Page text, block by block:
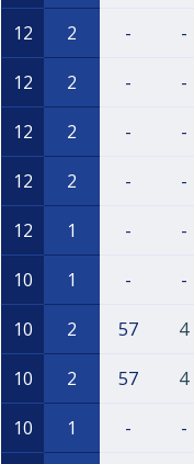
12 2 - -
12 2 - -
12 2 - -
12 2 - -
12 1 - -
10 1 - -
10 2 57 4
10 2 57 4
10 1 - -